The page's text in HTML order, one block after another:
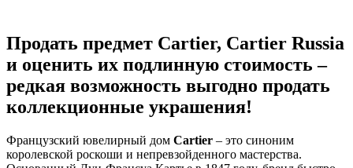
Продать предмет Cartier, Cartier Russia
и оценить их подлинную стоимость –
редкая возможность выгодно продать
коллекционные украшения!
Французский ювелирный дом Cartier – это синоним
королевской роскоши и непревзойденного мастерства.